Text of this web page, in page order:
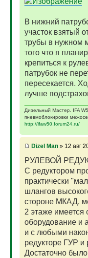
В нижний
участок взятый
трубы в нужном
того что я
крепиться к
патрубок не
пересекается.
лучше
Дизельный Мастер. IFA
пневмоблокировки
http://ifaw50.forum24.ru/
Dizel Man» 12 авг
РУЛЕВОЙ
С редуктором
практически
шлангов
стороне МКАД,
2 этаже имеется
оборудование и
и с любыми
редукторе ГУР и
Достаточно